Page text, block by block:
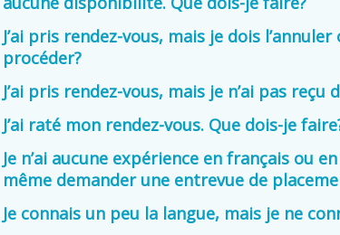
J’ai pris rendez-vous, mais je dois
procéder?
J’ai pris rendez-vous, mais je n’ai pas reçu
J’ai raté mon rendez-vous. Que dois-je
Je n’ai aucune expérience en français ou
même demander une entrevue de
Je connais un peu la langue, mais je ne